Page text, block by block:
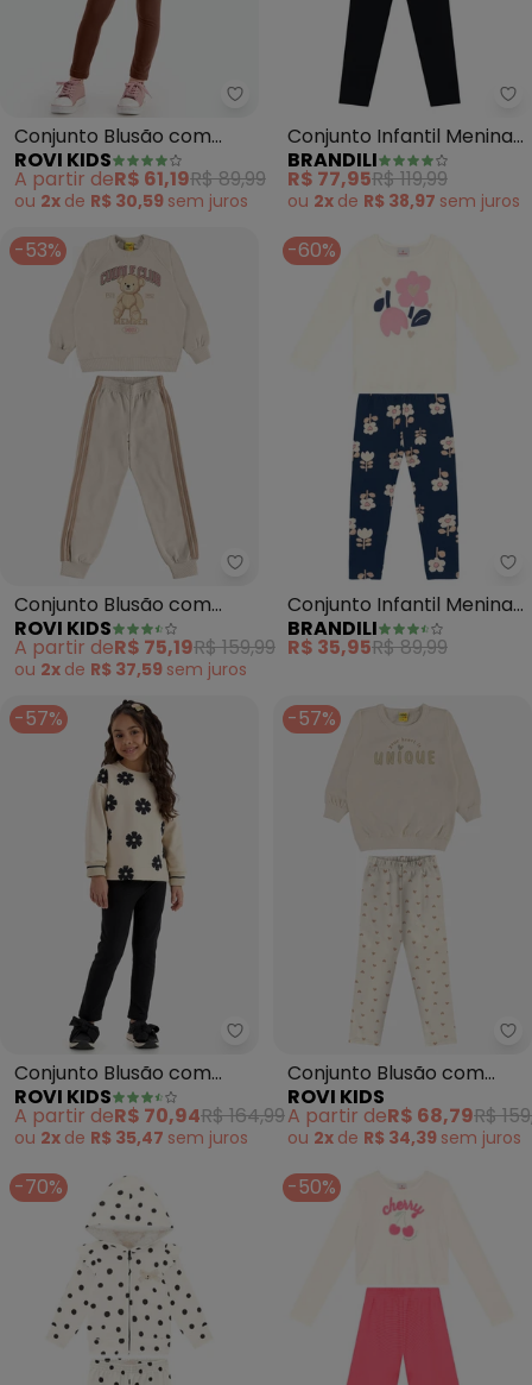
Rovi Kids - Conjunto Blusão
Conjunto Blusão com
Legging Feminino (Bege)
ROVI KIDS
A partir deR$ 61,19R$ 89,99
ou 2x de R$ 30,59 sem juros
Conjunto Infantil Menina
de Flor (Natural)
BRANDILI
R$ 77,95R$ 119,99
ou 2x de R$ 38,97 sem juros
-53%
Rovi Kids - Conjunto Blusão
Conjunto Blusão com
Legging Moletom (Bege)
ROVI KIDS
A partir deR$ 75,19R$ 159,99
ou 2x de R$ 37,59 sem juros
-60%
Conjunto Infantil Menina
de Flores (Natural)
BRANDILI
R$ 35,95R$ 89,99
-57%
Rovi Kids - Conjunto Blusão
Conjunto Blusão com
Legging Molecotton
(Bege)
ROVI KIDS
A partir deR$ 70,94R$ 164,99
ou 2x de R$ 35,47 sem juros
-57%
Conjunto Blusão com
Legging Molecotton
(Bege)
ROVI KIDS
A partir deR$ 68,79R$
ou 2x de R$ 34,39 sem juros
-70% -50%